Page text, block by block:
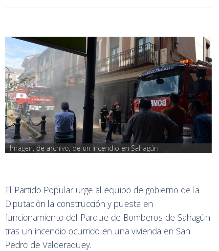
Imagen, de archivo, de un incendio en Sahagún
El Partido Popular urge al equipo de gobierno de la
Diputación la construcción y puesta en
funcionamiento del Parque de Bomberos de Sahagún
tras un incendio ocurrido en una vivienda en San
Pedro de Valderaduey.